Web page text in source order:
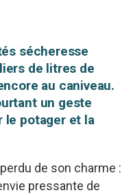
sécheresse
de litres de
au caniveau.
un geste
le potager et la
de son charme :
pressante de